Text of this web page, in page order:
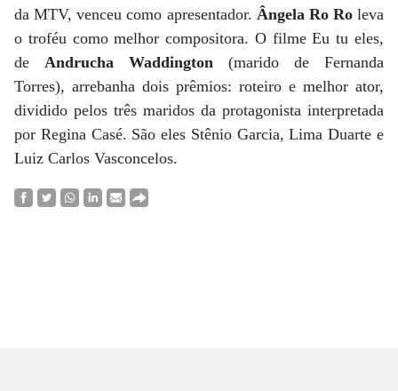
da MTV, venceu como apresentador. Ângela Ro Roleva
o troféu como melhor compositora. O filme Eu tu eles,
de Andrucha Waddington (marido de Fernanda
Torres), arrebanha dois prêmios: roteiro e melhor ator,
dividido pelos três maridos da protagonista interpretada
por Regina Casé. São eles Stênio Garcia, Lima Duarte e
Luiz Carlos Vasconcelos.